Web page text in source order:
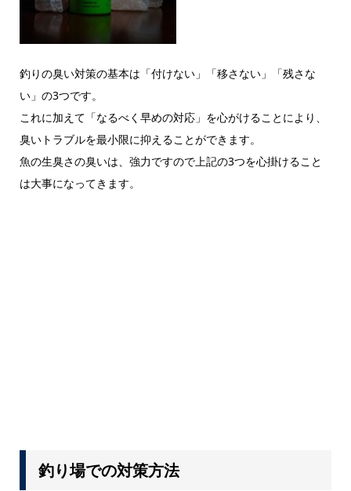
釣りの臭い対策の基本は「付けない」「移さない」「残さな
い」の3つです。
これに加えて「なるべく早めの対応」を心がけることにより、
臭いトラブルを最小限に抑えることができます。
魚の生臭さの臭いは、強力ですので上記の3つを心掛けること
は大事になってきます。
釣り場での対策方法